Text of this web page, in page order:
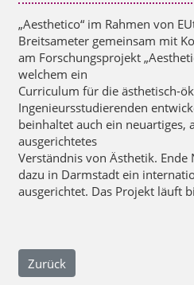
„Aesthetico“ im Rahmen von
Breitsameter gemeinsam mit
am Forschungsprojekt
welchem ein
Curriculum für die ästhetisch-
Ingenieursstudierenden
beinhaltet auch ein neuartiges,
ausgerichtetes
Verständnis von Ästhetik.
dazu in Darmstadt ein
ausgerichtet. Das Projekt läuft
Zurück